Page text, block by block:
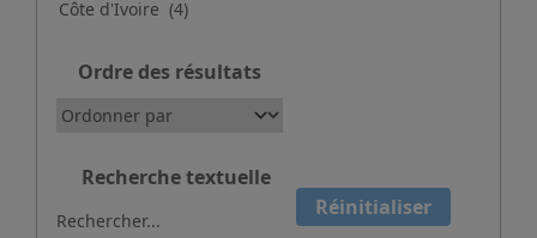
Ordre des résultats
Recherche textuelle
Réinitialiser